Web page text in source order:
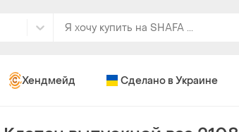
Хендмейд Сделано в Украине